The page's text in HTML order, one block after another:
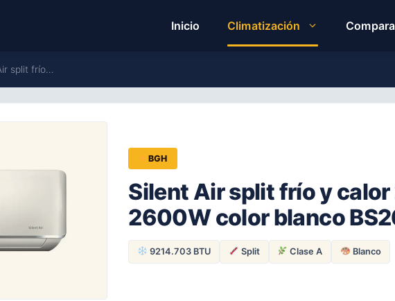
Inicio Climatización
split frío…
BGH
Silent Air split frío y
2600W color blanco
9214.703 BTU Split Clase A Blanco